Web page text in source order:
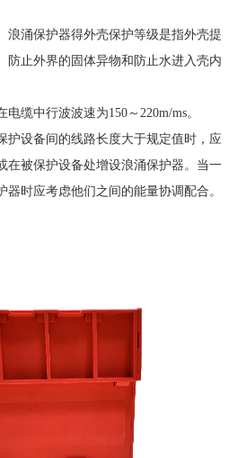
涌保护器得外壳保护等级是指外壳提
防止外界的固体异物和防止水进入壳内
电缆中行波波速为150～220m/ms。
护设备间的线路长度大于规定值时，应
在被保护设备处增设浪涌保护器。当一
时应考虑他们之间的能量协调配合。